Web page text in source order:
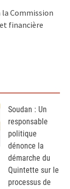
la Commission
financière
Soudan : Un
responsable
politique
dénonce la
démarche du
Quintette sur le
processus de